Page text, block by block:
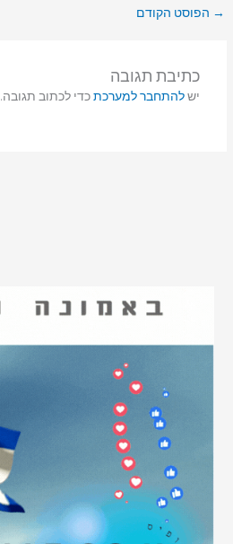
→ הפוסט הקודם
כתיבת תגובה
ישלהתחבר למערכתכדי לכתוב תגובה.